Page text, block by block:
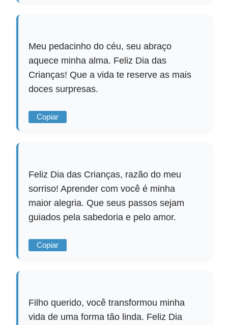
Meu pedacinho do céu, seu abraço
aquece minha alma. Feliz Dia das
Crianças! Que a vida te reserve as mais
doces surpresas.
Copiar
Feliz Dia das Crianças, razão do meu
sorriso! Aprender com você é minha
maior alegria. Que seus passos sejam
guiados pela sabedoria e pelo amor.
Copiar
Filho querido, você transformou minha
vida de uma forma tão linda. Feliz Dia